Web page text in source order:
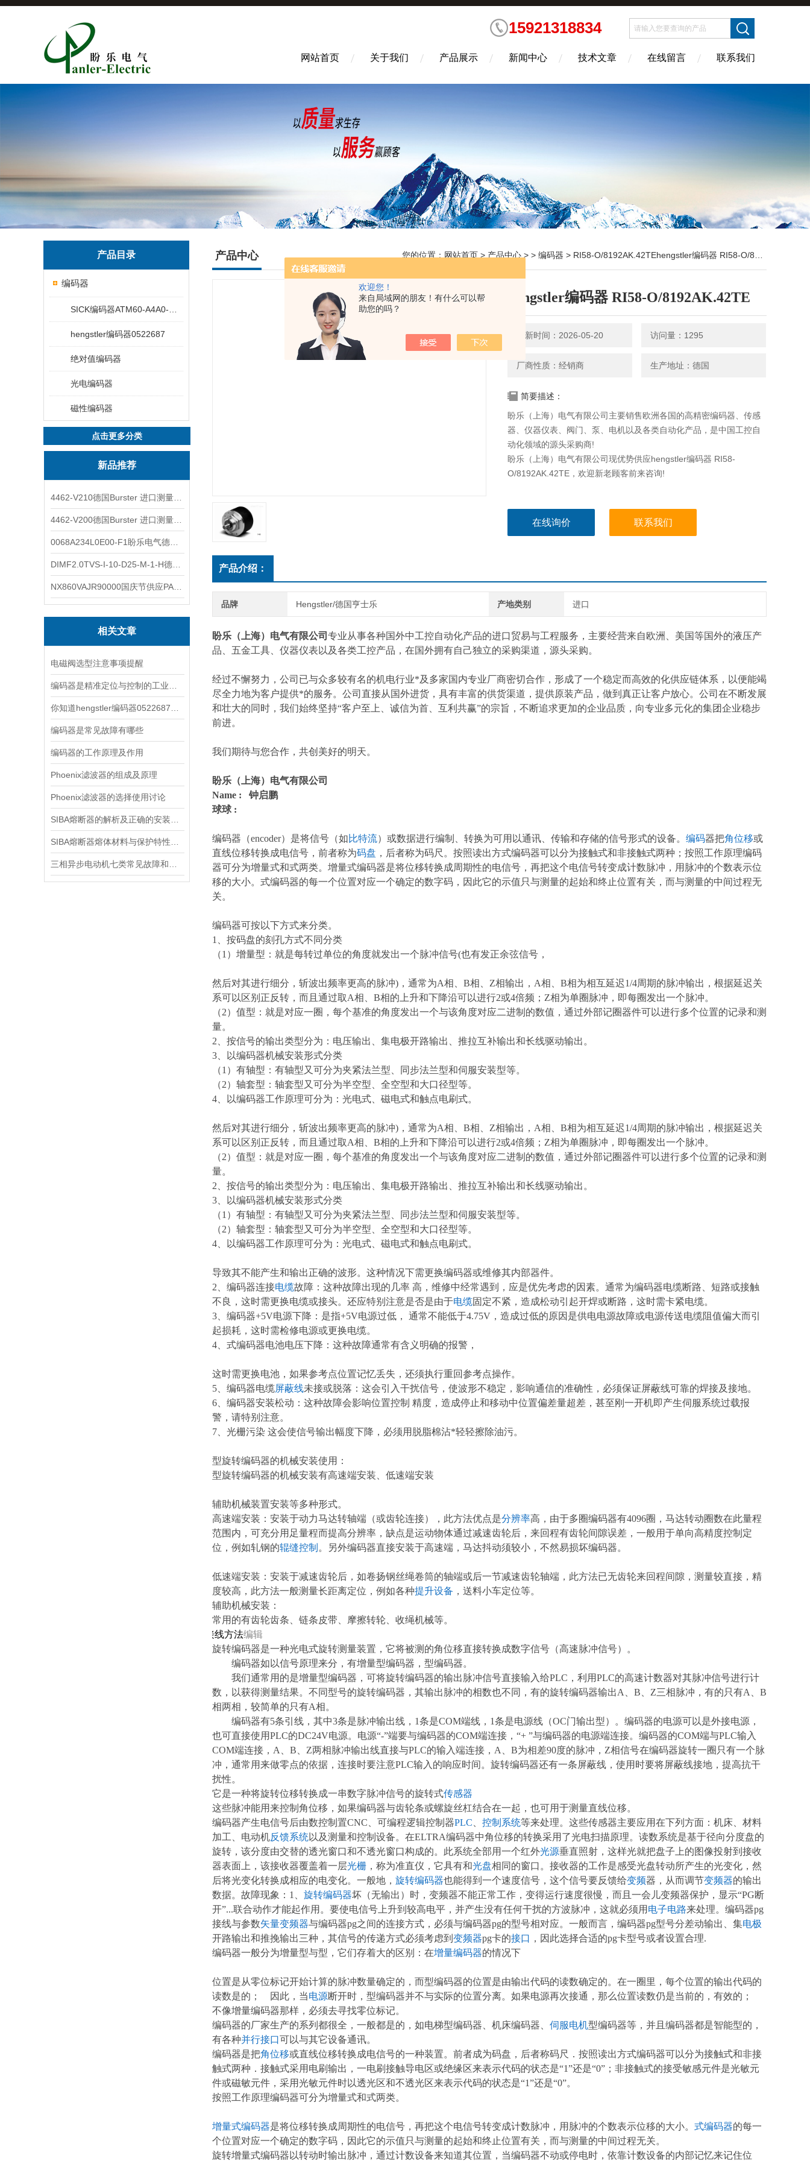
欢迎您！
来自局域网的朋友！有什么可以帮
助您的吗？
15921318834
网站首页 关于我们 产品展示 新闻中心 技术文章 在线留言 联系我们
产品目录
编码器
hengstler编码器0522687
绝对值编码器
光电编码器
磁性编码器
点击更多分类
新品推荐
相关文章
电磁阀选型注意事项提醒
编码器是常见故障有哪些
编码器的工作原理及作用
Phoenix滤波器的组成及原理
Phoenix滤波器的选择使用讨论
产品中心 您的位置： 网站首页 > 产品中心 > > 编码器 > RI58-O/8192AK.42TEhengstler编码器 RI58-O/8192AK.42TE
hengstler编码器 RI58-O/8192AK.42TE
更新时间：2026-05-20 访问量：1295
厂商性质：经销商 生产地址：德国
简要描述：
盼乐（上海）电气有限公司主要销售欧洲各国的高精密编码器、传感
器、仪器仪表、阀门、泵、电机以及各类自动化产品，是中国工控自
动化领域的源头采购商!
盼乐（上海）电气有限公司现优势供应hengstler编码器 RI58-
O/8192AK.42TE，欢迎新老顾客前来咨询!
在线询价 联系我们
产品介绍：
品牌 Hengstler/德国亨士乐 产地类别 进口
盼乐（上海）电气有限公司 专业从事各种国外中工控自动化产品的进口贸易与工程服务，主要经营来自欧洲、美国等国外的液压产
品、五金工具、仪器仪表以及各类工控产品，在国外拥有自己独立的采购渠道，源头采购。
经过不懈努力，公司已与众多较有名的机电行业*及多家国内专业厂商密切合作，形成了一个稳定而高效的化供应链体系，以便能竭
尽全力地为客户提供*的服务。公司直接从国外进货，具有丰富的供货渠道，提供原装产品，做到真正让客户放心。公司在不断发展
和壮大的同时，我们始终坚持“客户至上、诚信为首、互利共赢”的宗旨，不断追求更加的企业品质，向专业多元化的集团企业稳步
前进。
我们期待与您合作，共创美好的明天。
盼乐（上海）电气有限公司
Name : 钟启鹏
球球 :
编码器（encoder）是将信号（如比特流）或数据进行编制、转换为可用以通讯、传输和存储的信号形式的设备。 编码器把角位移或
直线位移转换成电信号，前者称为码盘 ，后者称为码尺。按照读出方式编码器可以分为接触式和非接触式两种；按照工作原理编码
器可分为增量式和式两类。增量式编码器是将位移转换成周期性的电信号，再把这个电信号转变成计数脉冲，用脉冲的个数表示位
移的大小。式编码器的每一个位置对应一个确定的数字码，因此它的示值只与测量的起始和终止位置有关，而与测量的中间过程无
关。
编码器可按以下方式来分类。
1、按码盘的刻孔方式不同分类
（1）增量型：就是每转过单位的角度就发出一个脉冲信号(也有发正余弦信号，
然后对其进行细分，斩波出频率更高的脉冲)，通常为A相、B相、Z相输出，A相、B相为相互延迟1/4周期的脉冲输出，根据延迟关
系可以区别正反转，而且通过取A相、B相的上升和下降沿可以进行2或4倍频；Z相为单圈脉冲，即每圈发出一个脉冲。
（2）值型：就是对应一圈，每个基准的角度发出一个与该角度对应二进制的数值，通过外部记圈器件可以进行多个位置的记录和测
量。
2、按信号的输出类型分为：电压输出、集电极开路输出、推拉互补输出和长线驱动输出。
3、以编码器机械安装形式分类
（1）有轴型：有轴型又可分为夹紧法兰型、同步法兰型和伺服安装型等。
（2）轴套型：轴套型又可分为半空型、全空型和大口径型等。
4、以编码器工作原理可分为：光电式、磁电式和触点电刷式。
然后对其进行细分，斩波出频率更高的脉冲)，通常为A相、B相、Z相输出，A相、B相为相互延迟1/4周期的脉冲输出，根据延迟关
系可以区别正反转，而且通过取A相、B相的上升和下降沿可以进行2或4倍频；Z相为单圈脉冲，即每圈发出一个脉冲。
（2）值型：就是对应一圈，每个基准的角度发出一个与该角度对应二进制的数值，通过外部记圈器件可以进行多个位置的记录和测
量。
2、按信号的输出类型分为：电压输出、集电极开路输出、推拉互补输出和长线驱动输出。
3、以编码器机械安装形式分类
（1）有轴型：有轴型又可分为夹紧法兰型、同步法兰型和伺服安装型等。
（2）轴套型：轴套型又可分为半空型、全空型和大口径型等。
4、以编码器工作原理可分为：光电式、磁电式和触点电刷式。
导致其不能产生和输出正确的波形。这种情况下需更换编码器或维修其内部器件。
2、编码器连接电缆故障：这种故障出现的几率 高，维修中经常遇到，应是优先考虑的因素。通常为编码器电缆断路、短路或接触
不良，这时需更换电缆或接头。还应特别注意是否是由于电缆固定不紧，造成松动引起开焊或断路，这时需卡紧电缆。
3、编码器+5V电源下降：是指+5V电源过低， 通常不能低于4.75V，造成过低的原因是供电电源故障或电源传送电缆阻值偏大而引
起损耗，这时需检修电源或更换电缆。
4、式编码器电池电压下降：这种故障通常有含义明确的报警，
这时需更换电池，如果参考点位置记忆丢失，还须执行重回参考点操作。
5、编码器电缆屏蔽线未接或脱落：这会引入干扰信号，使波形不稳定，影响通信的准确性，必须保证屏蔽线可靠的焊接及接地。
6、编码器安装松动：这种故障会影响位置控制 精度，造成停止和移动中位置偏差量超差，甚至刚一开机即产生伺服系统过载报
警，请特别注意。
7、光栅污染 这会使信号输出幅度下降，必须用脱脂棉沾*轻轻擦除油污。
型旋转编码器的机械安装使用：
型旋转编码器的机械安装有高速端安装、低速端安装
辅助机械装置安装等多种形式。
高速端安装：安装于动力马达转轴端（或齿轮连接），此方法优点是分辨率高，由于多圈编码器有4096圈，马达转动圈数在此量程
范围内，可充分用足量程而提高分辨率，缺点是运动物体通过减速齿轮后，来回程有齿轮间隙误差，一般用于单向高精度控制定
位，例如轧钢的辊缝控制 。另外编码器直接安装于高速端，马达抖动须较小，不然易损坏编码器。
低速端安装：安装于减速齿轮后，如卷扬钢丝绳卷筒的轴端或后一节减速齿轮轴端，此方法已无齿轮来回程间隙，测量较直接，精
度较高，此方法一般测量长距离定位，例如各种提升设备 ，送料小车定位等。
辅助机械安装：
常用的有齿轮齿条、链条皮带、摩擦转轮、收绳机械等。
接线方法编辑
旋转编码器是一种光电式旋转测量装置，它将被测的角位移直接转换成数字信号（高速脉冲信号）。
编码器如以信号原理来分，有增量型编码器，型编码器。
我们通常用的是增量型编码器，可将旋转编码器的输出脉冲信号直接输入给PLC，利用PLC的高速计数器对其脉冲信号进行计
数，以获得测量结果。不同型号的旋转编码器，其输出脉冲的相数也不同，有的旋转编码器输出A、B、Z三相脉冲，有的只有A、B
相两相，较简单的只有A相。
编码器有5条引线，其中3条是脉冲输出线，1条是COM端线，1条是电源线（OC门输出型）。编码器的电源可以是外接电源，
也可直接使用PLC的DC24V电源。电源“-”端要与编码器的COM端连接，“+ ”与编码器的电源端连接。编码器的COM端与PLC输入
COM端连接，A、B、Z两相脉冲输出线直接与PLC的输入端连接，A、B为相差90度的脉冲，Z相信号在编码器旋转一圈只有一个脉
冲，通常用来做零点的依据，连接时要注意PLC输入的响应时间。旋转编码器还有一条屏蔽线，使用时要将屏蔽线接地，提高抗干
扰性。
它是一种将旋转位移转换成一串数字脉冲信号的旋转式传感器
这些脉冲能用来控制角位移，如果编码器与齿轮条或螺旋丝杠结合在一起，也可用于测量直线位移。
编码器产生电信号后由数控制置CNC、可编程逻辑控制器PLC 控制系统等来处理。这些传感器主要应用在下列方面：机床、材料
加工、电动机反馈系统以及测量和控制设备。在ELTRA编码器中角位移的转换采用了光电扫描原理。读数系统是基于径向分度盘的
旋转，该分度由交替的透光窗口和不透光窗口构成的。此系统全部用一个红外光源垂直照射，这样光就把盘子上的图像投射到接收
器表面上，该接收器覆盖着一层光栅 ，称为准直仪，它具有和光盘相同的窗口。接收器的工作是感受光盘转动所产生的光变化，然
后将光变化转换成相应的电变化。一般地， 旋转编码器也能得到一个速度信号，这个信号要反馈给变频器，从而调节变频器的输出
数据。故障现象：1、 旋转编码器坏（无输出）时，变频器不能正常工作，变得运行速度很慢，而且一会儿变频器保护，显示“PG断
开”...联合动作才能起作用。要使电信号上升到较高电平，并产生没有任何干扰的方波脉冲，这就必须用 电子电路来处理。编码器pg
接线与参数矢量变频器与编码器pg之间的连接方式，必须与编码器pg的型号相对应。一般而言，编码器pg型号分差动输出、集电极
开路输出和推挽输出三种，其信号的传递方式必须考虑到 变频器pg卡的接口 ，因此选择合适的pg卡型号或者设置合理.
编码器一般分为增量型与型，它们存着大的区别：在增量编码器的情况下
位置是从零位标记开始计算的脉冲数量确定的，而型编码器的位置是由输出代码的读数确定的。在一圈里，每个位置的输出代码的
读数是的； 因此，当电源断开时，型编码器并不与实际的位置分离。如果电源再次接通，那么位置读数仍是当前的，有效的；
不像增量编码器那样，必须去寻找零位标记。
编码器的厂家生产的系列都很全，一般都是的，如电梯型编码器、机床编码器、 伺服电机型编码器等，并且编码器都是智能型的，
有各种并行接口可以与其它设备通讯。
编码器是把角位移或直线位移转换成电信号的一种装置。前者成为码盘，后者称码尺．按照读出方式编码器可以分为接触式和非接
触式两种．接触式采用电刷输出，一电刷接触导电区或绝缘区来表示代码的状态是“1”还是“0”；非接触式的接受敏感元件是光敏元
件或磁敏元件，采用光敏元件时以透光区和不透光区来表示代码的状态是“1”还是“0”。
按照工作原理编码器可分为增量式和式两类。
增量式编码器是将位移转换成周期性的电信号，再把这个电信号转变成计数脉冲，用脉冲的个数表示位移的大小。 式编码器的每一
个位置对应一个确定的数字码，因此它的示值只与测量的起始和终止位置有关，而与测量的中间过程无关。
旋转增量式编码器以转动时输出脉冲，通过计数设备来知道其位置，当编码器不动或停电时，依靠计数设备的内部记忆来记住位